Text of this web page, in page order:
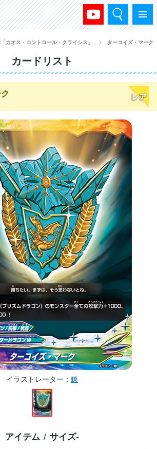
メニュー
検索
カオス・コントロール・クライシス」
ターコイズ・マーク
カードリスト
イラストレーター 瞭
アイテム サイズ-